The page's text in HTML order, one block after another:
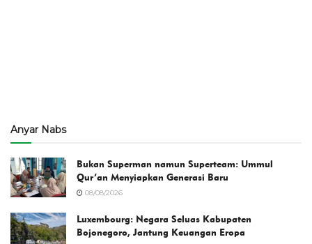
Anyar Nabs
Bukan Superman namun Superteam: Ummul
Qur’an Menyiapkan Generasi Baru
08/08/2026
Luxembourg: Negara Seluas Kabupaten
Bojonegoro, Jantung Keuangan Eropa